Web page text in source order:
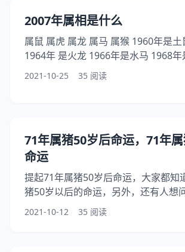
2007年属相是什么
属鼠 属虎 属龙 属马 属猴 1960年是土鼠 1962年是金虎
1964年 是火龙 1966年是水马 1968年是土猴
木鼠 1974年是水虎 1976年是土龙
2021-10-25 35 阅读
71年属猪50岁后命运，71年
命运
提起71年属猪50岁后命运，大家都知
猪50岁以后的命运，另外，还有人想
么命 1971年出生人的命运，你知道这
实1971年属猪人的命运，下面就一起
2021-10-12 35 阅读